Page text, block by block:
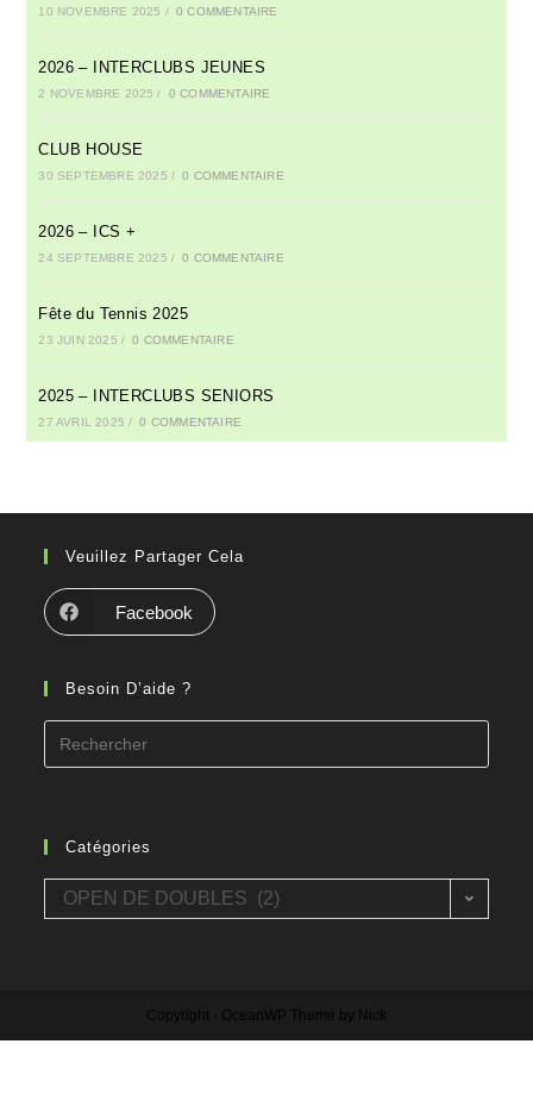
10 NOVEMBRE 2025 / 0 COMMENTAIRE
2026 – INTERCLUBS JEUNES
2 NOVEMBRE 2025 / 0 COMMENTAIRE
CLUB HOUSE
30 SEPTEMBRE 2025 / 0 COMMENTAIRE
2026 – ICS +
24 SEPTEMBRE 2025 / 0 COMMENTAIRE
Fête du Tennis 2025
23 JUIN 2025 / 0 COMMENTAIRE
2025 – INTERCLUBS SENIORS
27 AVRIL 2025 / 0 COMMENTAIRE
Veuillez Partager Cela
Facebook
Besoin D’aide ?
for:
Catégories
Catégories
OPEN DE DOUBLES (2)
Copyright - OceanWP Theme by Nick